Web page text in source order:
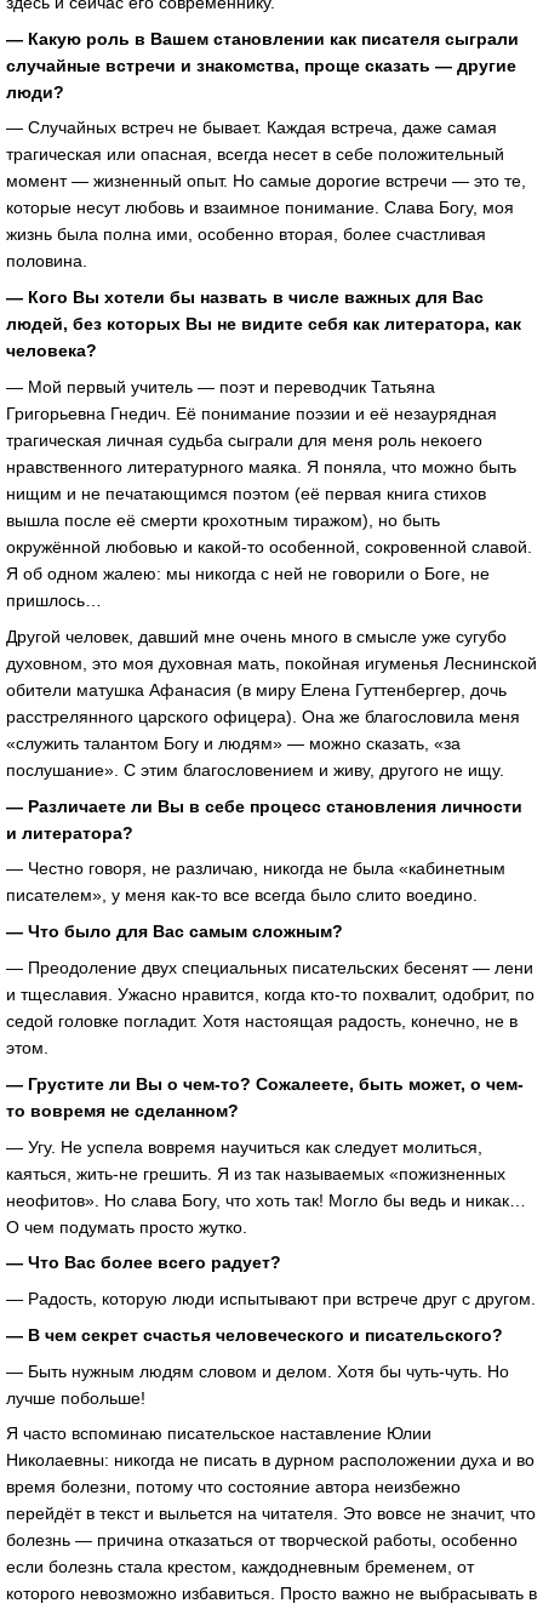
— Какую роль в Вашем становлении как писателя сыграли
случайные встречи и знакомства, проще сказать — другие
люди?
— Случайных встреч не бывает. Каждая встреча, даже самая
трагическая или опасная, всегда несет в себе положительный
момент — жизненный опыт. Но самые дорогие встречи — это те,
которые несут любовь и взаимное понимание. Слава Богу, моя
жизнь была полна ими, особенно вторая, более счастливая
половина.
— Кого Вы хотели бы назвать в числе важных для Вас
людей, без которых Вы не видите себя как литератора, как
человека?
— Мой первый учитель — поэт и переводчик Татьяна
Григорьевна Гнедич. Её понимание поэзии и её незаурядная
трагическая личная судьба сыграли для меня роль некоего
нравственного литературного маяка. Я поняла, что можно быть
нищим и не печатающимся поэтом (её первая книга стихов
вышла после её смерти крохотным тиражом), но быть
окружённой любовью и какой-то особенной, сокровенной славой.
Я об одном жалею: мы никогда с ней не говорили о Боге, не
пришлось…
Другой человек, давший мне очень много в смысле уже сугубо
духовном, это моя духовная мать, покойная игуменья Леснинской
обители матушка Афанасия (в миру Елена Гуттенбергер, дочь
расстрелянного царского офицера). Она же благословила меня
«служить талантом Богу и людям» — можно сказать, «за
послушание». С этим благословением и живу, другого не ищу.
— Различаете ли Вы в себе процесс становления личности
и литератора?
— Честно говоря, не различаю, никогда не была «кабинетным
писателем», у меня как-то все всегда было слито воедино.
— Что было для Вас самым сложным?
— Преодоление двух специальных писательских бесенят — лени
и тщеславия. Ужасно нравится, когда кто-то похвалит, одобрит, по
седой головке погладит. Хотя настоящая радость, конечно, не в
этом.
— Грустите ли Вы о чем-то? Сожалеете, быть может, о чем-
то вовремя не сделанном?
— Угу. Не успела вовремя научиться как следует молиться,
каяться, жить-не грешить. Я из так называемых «пожизненных
неофитов». Но слава Богу, что хоть так! Могло бы ведь и никак…
О чем подумать просто жутко.
— Что Вас более всего радует?
— Радость, которую люди испытывают при встрече друг с другом.
— В чем секрет счастья человеческого и писательского?
— Быть нужным людям словом и делом. Хотя бы чуть-чуть. Но
лучше побольше!
Я часто вспоминаю писательское наставление Юлии
Николаевны: никогда не писать в дурном расположении духа и во
время болезни, потому что состояние автора неизбежно
перейдёт в текст и выльется на читателя. Это вовсе не значит, что
болезнь — причина отказаться от творческой работы, особенно
если болезнь стала крестом, каждодневным бременем, от
которого невозможно избавиться. Просто важно не выбрасывать в